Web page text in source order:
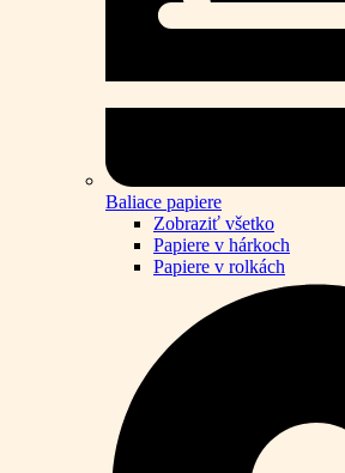
Baliace papiere
Zobraziť všetko
Papiere v hárkoch
Papiere v rolkách